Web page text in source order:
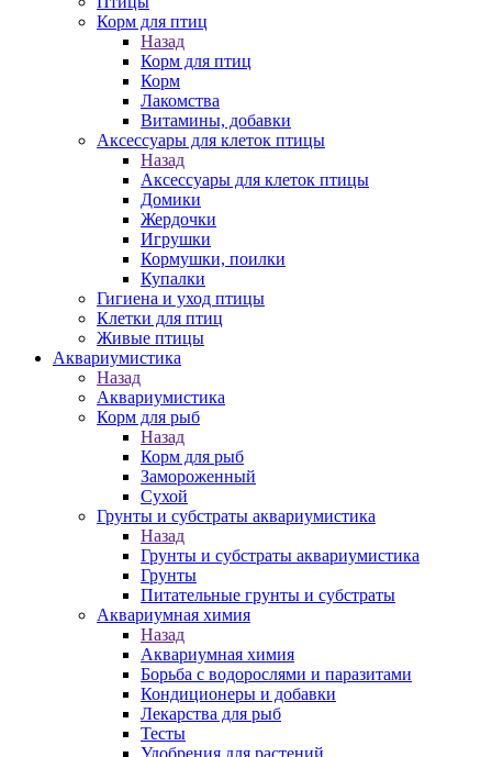
Корм для птиц
Назад
Корм для птиц
Корм
Лакомства
Витамины, добавки
Аксессуары для клеток птицы
Назад
Аксессуары для клеток птицы
Домики
Жердочки
Игрушки
Кормушки, поилки
Купалки
Гигиена и уход птицы
Клетки для птиц
Живые птицы
Аквариумистика
Назад
Аквариумистика
Корм для рыб
Назад
Корм для рыб
Замороженный
Сухой
Грунты и субстраты аквариумистика
Назад
Грунты и субстраты аквариумистика
Грунты
Питательные грунты и субстраты
Аквариумная химия
Назад
Аквариумная химия
Борьба с водорослями и паразитами
Кондиционеры и добавки
Лекарства для рыб
Тесты
Удобрения для растений